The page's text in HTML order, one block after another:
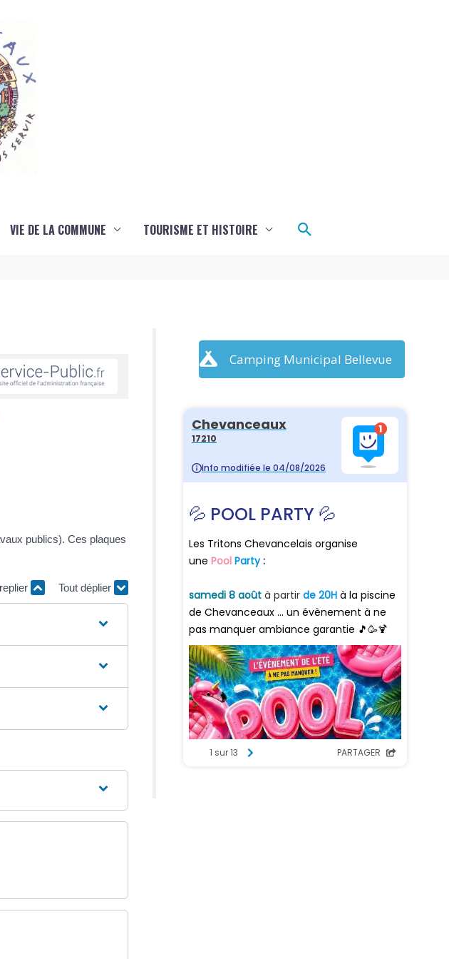
VIE DE LA COMMUNE TOURISME ET HISTOIRE Rechercher
publics). Ces plaques
Tout déplier
Camping Municipal Bellevue